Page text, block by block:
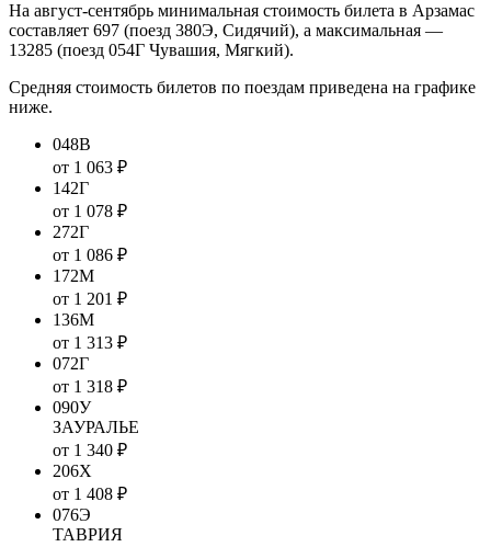
На август-сентябрь минимальная стоимость билета в Арзамас
составляет 697 (поезд 380Э, Сидячий), а максимальная —
13285 (поезд 054Г Чувашия, Мягкий).
Средняя стоимость билетов по поездам приведена на графике
ниже.
048В
от 1 063 ₽
142Г
от 1 078 ₽
272Г
от 1 086 ₽
172М
от 1 201 ₽
136М
от 1 313 ₽
072Г
от 1 318 ₽
090У
ЗАУРАЛЬЕ
от 1 340 ₽
206Х
от 1 408 ₽
076Э
ТАВРИЯ